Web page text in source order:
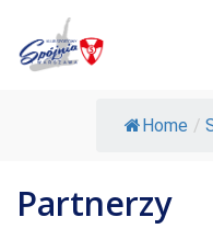
Home /
Partnerzy